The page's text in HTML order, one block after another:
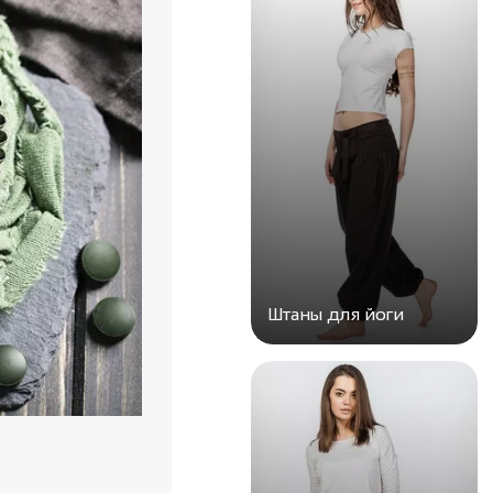
Штаны для йоги